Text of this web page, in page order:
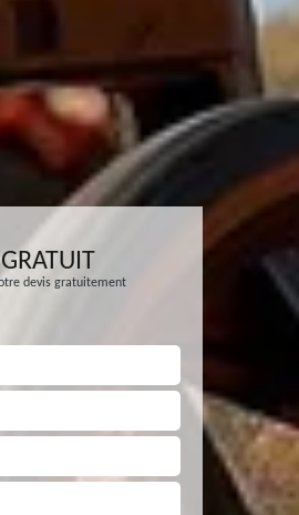
devis gratuitement